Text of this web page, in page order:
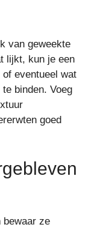
van geweekte
lijkt, kun je een
eventueel wat
binden. Voeg
goed
bewaar ze